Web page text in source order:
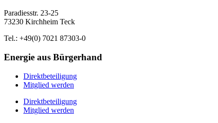
Paradiesstr. 23-25
73230 Kirchheim Teck
Tel.: +49(0) 7021 87303-0
Energie aus Bürgerhand
Direktbeteiligung
Mitglied werden
Direktbeteiligung
Mitglied werden